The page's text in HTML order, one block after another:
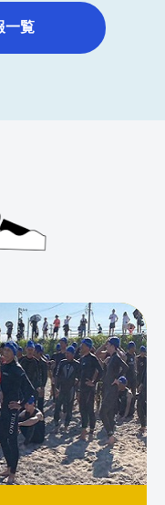
一覧